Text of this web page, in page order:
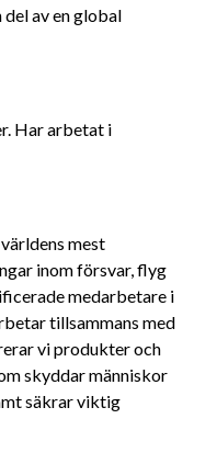
del av en global
Har arbetat i
mest
inom försvar, flyg
medarbetare i
tillsammans med
vi produkter och
skyddar människor
säkrar viktig